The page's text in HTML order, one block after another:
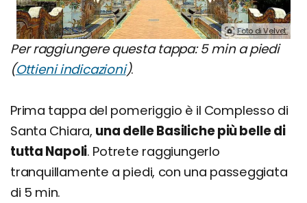
Foto di Velvet.
Per raggiungere questa tappa: 5 min a piedi
(Ottieni indicazioni).
Prima tappa del pomeriggio è il Complesso di
Santa Chiara, una delle Basiliche più belle di
tutta Napoli. Potrete raggiungerlo
tranquillamente a piedi, con una passeggiata
di 5 min.